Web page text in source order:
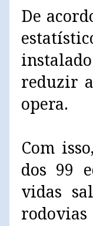
De
reduzir
opera.
Com
dos 99
vidas